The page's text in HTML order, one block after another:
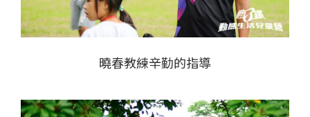
曉春教練辛勤的指導